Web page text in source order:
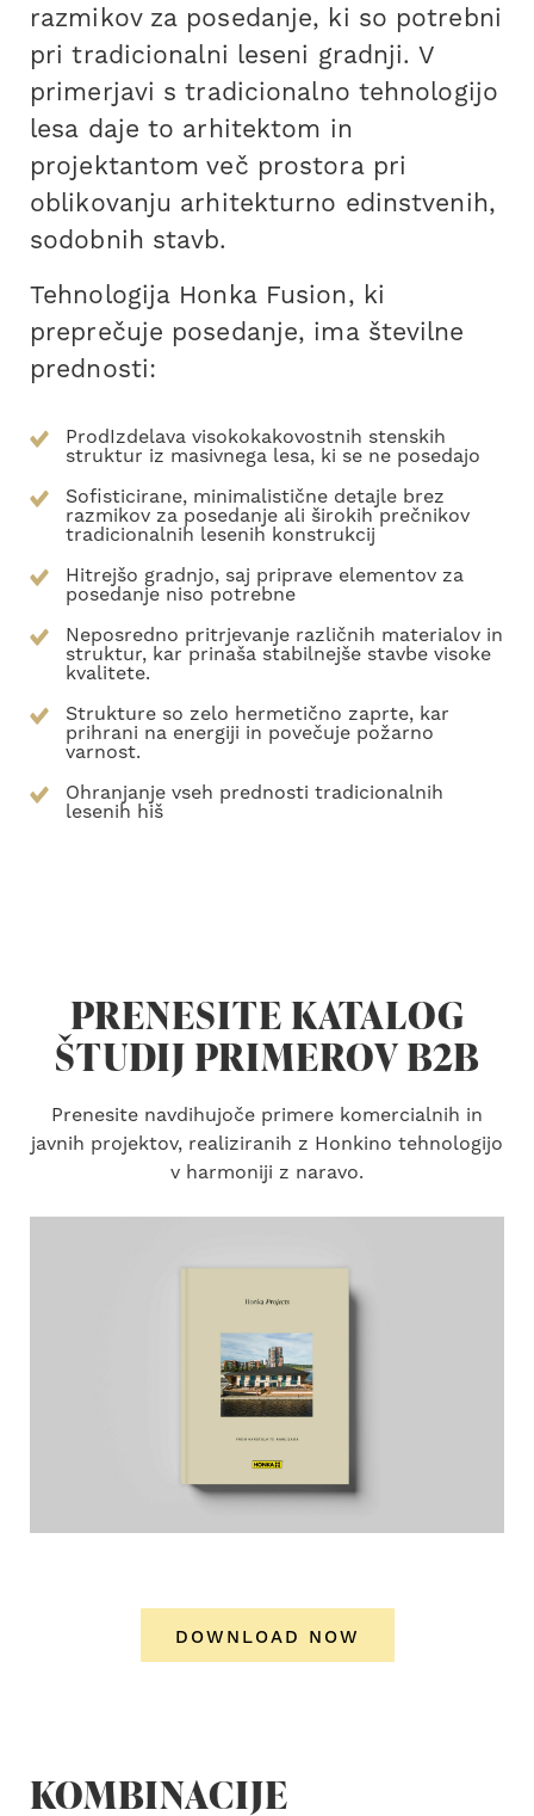
razmikov za posedanje, ki so potrebni
pri tradicionalni leseni gradnji. V
primerjavi s tradicionalno tehnologijo
lesa daje to arhitektom in
projektantom več prostora pri
oblikovanju arhitekturno edinstvenih,
sodobnih stavb.
Tehnologija Honka Fusion, ki
preprečuje posedanje, ima številne
prednosti:
ProdIzdelava visokokakovostnih stenskih
struktur iz masivnega lesa, ki se ne posedajo
Sofisticirane, minimalistične detajle brez
razmikov za posedanje ali širokih prečnikov
tradicionalnih lesenih konstrukcij
Hitrejšo gradnjo, saj priprave elementov za
posedanje niso potrebne
Neposredno pritrjevanje različnih materialov in
struktur, kar prinaša stabilnejše stavbe visoke
kvalitete.
Strukture so zelo hermetično zaprte, kar
prihrani na energiji in povečuje požarno
varnost.
Ohranjanje vseh prednosti tradicionalnih
lesenih hiš
PRENESITE KATALOG
ŠTUDIJ PRIMEROV B2B
Prenesite navdihujoče primere komercialnih in
javnih projektov, realiziranih z Honkino tehnologijo
v harmoniji z naravo.
DOWNLOAD NOW
KOMBINACIJE